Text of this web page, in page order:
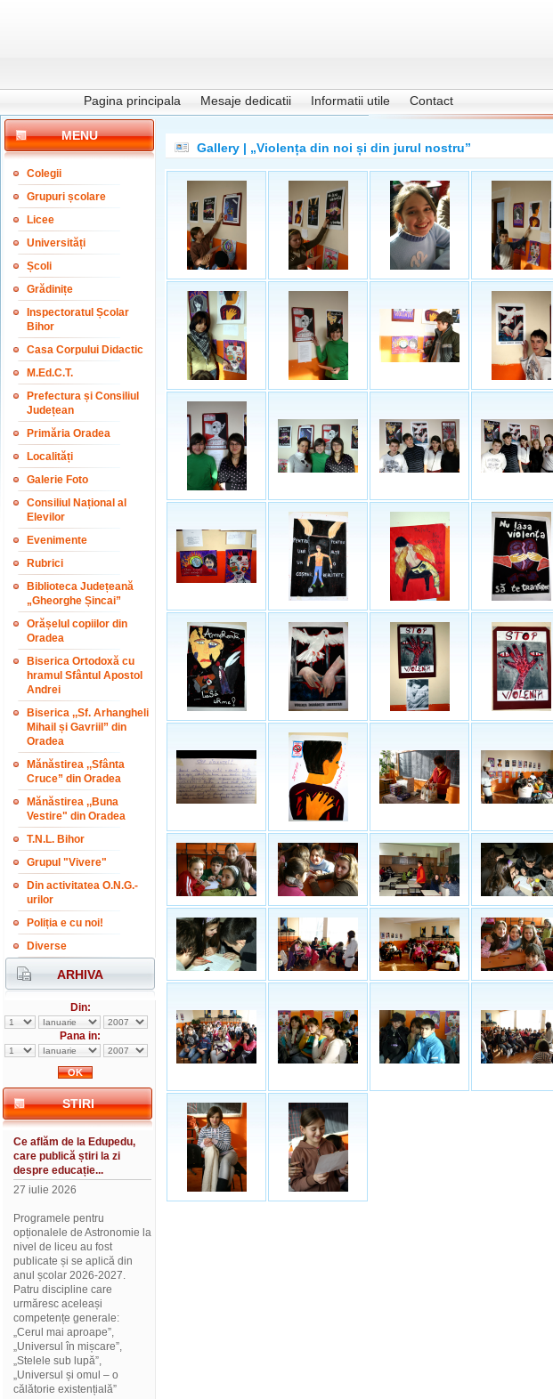
Pagina principala Mesaje dedicatii Informatii utile Contact
MENU
Colegii
Grupuri școlare
Licee
Universități
Școli
Grădinițe
Inspectoratul Școlar
Bihor
Casa Corpului Didactic
M.Ed.C.T.
Prefectura și Consiliul
Județean
Primăria Oradea
Localități
Galerie Foto
Consiliul Național al
Elevilor
Evenimente
Rubrici
Biblioteca Județeană
„Gheorghe Șincai”
Orășelul copiilor din
Oradea
Biserica Ortodoxă cu
hramul Sfântul Apostol
Andrei
Biserica ,,Sf. Arhangheli
Mihail și Gavriil” din
Oradea
Mănăstirea ,,Sfânta
Cruce” din Oradea
Mănăstirea ,,Buna
Vestire" din Oradea
T.N.L. Bihor
Grupul "Vivere"
Din activitatea O.N.G.-
urilor
Poliția e cu noi!
Diverse
ARHIVA
Din:
Pana in:
STIRI
Ce aflăm de la Edupedu,
care publică știri la zi
despre educație...
27 iulie 2026
Programele pentru
opționalele de Astronomie la
nivel de liceu au fost
publicate și se aplică din
anul școlar 2026-2027.
Patru discipline care
urmăresc aceleași
competențe generale:
„Cerul mai aproape”,
„Universul în mișcare”,
„Stelele sub lupă”,
„Universul și omul – o
călătorie existențială”
Gallery | „Violența din noi și din jurul nostru”